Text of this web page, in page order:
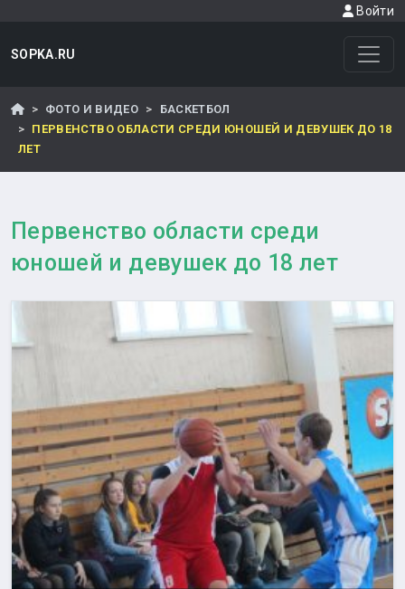
Войти
SOPKA.RU
ФОТО И ВИДЕО
БАСКЕТБОЛ
ПЕРВЕНСТВО ОБЛАСТИ СРЕДИ ЮНОШЕЙ И ДЕВУШЕК ДО 18
ЛЕТ
Первенство области среди
юношей и девушек до 18 лет